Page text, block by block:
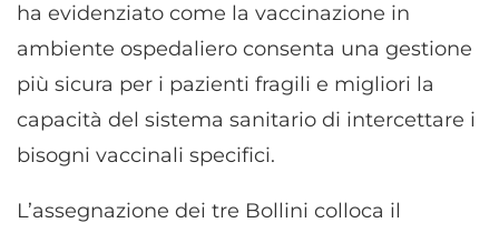
ha evidenziato come la vaccinazione in
ambiente ospedaliero consenta una gestione
più sicura per i pazienti fragili e migliori la
capacità del sistema sanitario di intercettare i
bisogni vaccinali specifici.
L’assegnazione dei tre Bollini colloca il